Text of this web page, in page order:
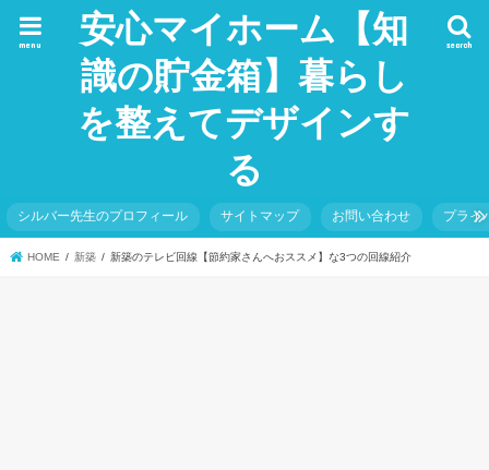
安心マイホーム【知
識の貯金箱】暮らし
を整えてデザインす
る
search
menu
シルバー先生のプロフィール サイトマップ お問い合わせ プライ
HOME 新築 新築のテレビ回線【節約家さんへおススメ】な3つの回線紹介